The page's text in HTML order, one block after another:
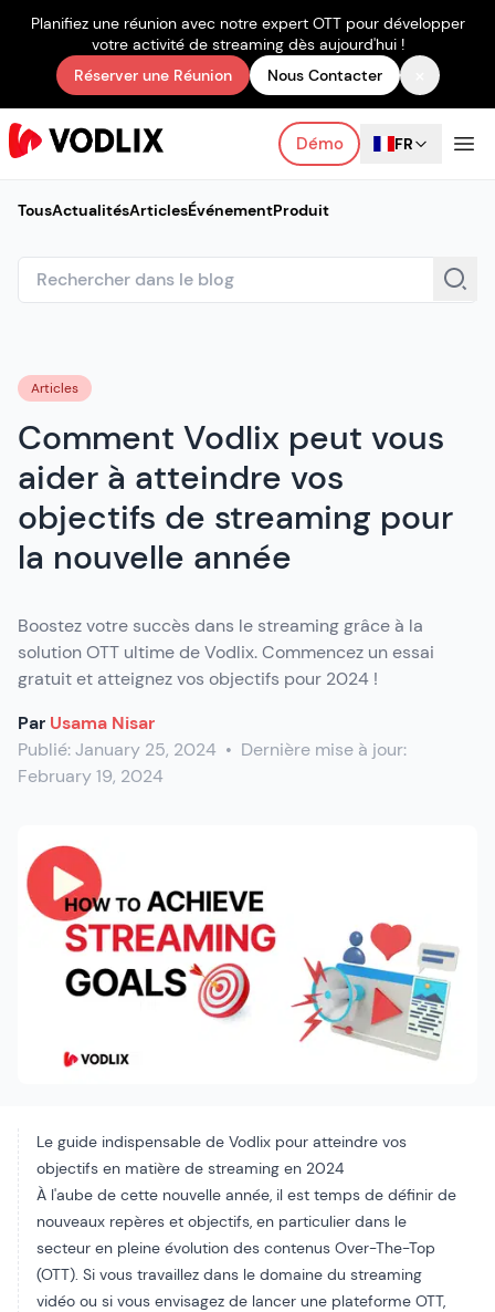
Planifiez une réunion avec notre expert OTT pour développer
votre activité de streaming dès aujourd'hui !
Réserver une Réunion
Nous Contacter
Démo FR
TousActualitésArticlesÉvénementProduit
Articles
Comment Vodlix peut vous
aider à atteindre vos
objectifs de streaming pour
la nouvelle année
Boostez votre succès dans le streaming grâce à la
solution OTT ultime de Vodlix. Commencez un essai
gratuit et atteignez vos objectifs pour 2024 !
Par Usama Nisar
Publié:January 25, 2024 • Dernière mise à jour:
February 19, 2024
Le guide indispensable de Vodlix pour atteindre vos
objectifs en matière de streaming en 2024
À l'aube de cette nouvelle année, il est temps de définir de
nouveaux repères et objectifs, en particulier dans le
secteur en pleine évolution des contenus Over-The-Top
(OTT). Si vous travaillez dans le domaine du streaming
vidéo ou si vous envisagez de lancer une plateforme OTT,